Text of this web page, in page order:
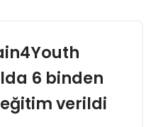
6 binden
verildi